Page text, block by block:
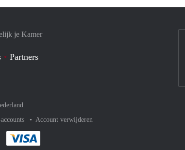
je Kamer
Partners
Account verwijderen
met Paypalaf met Mastercard
Je rekent gemakkelijk af met Meastro